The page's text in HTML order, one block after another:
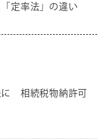
定率法」の違い
に 相続税物納許可